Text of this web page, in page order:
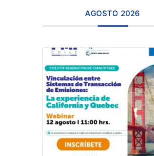
AGOSTO 2026